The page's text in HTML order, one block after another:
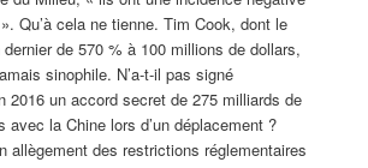
Qu’à cela ne tienne. Tim Cook, dont le
dernier de 570 % à 100 millions de dollars,
sinophile. N’a-t-il pas signé
2016 un accord secret de 275 milliards de
avec la Chine lors d’un déplacement ?
allègement des restrictions réglementaires